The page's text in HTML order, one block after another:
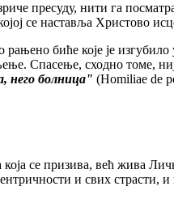
пресуду, нити га
се наставља Христово
биће које је
Спасење, сходно томе,
него болница" (Homiliae de
се призива, већ жива
и свих